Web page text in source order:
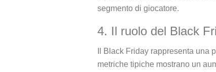
segmento di giocatore.
4. Il ruolo del Black
Il Black Friday rappresenta
metriche tipiche mostrano un